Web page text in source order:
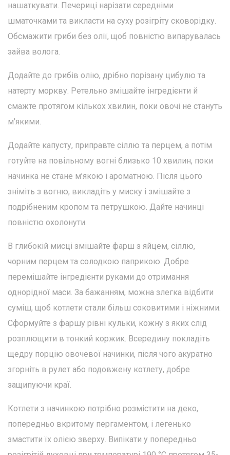
нашаткувати. Печериці нарізати середніми
шматочками та викласти на суху розігріту сковорідку.
Обсмажити гриби без олії, щоб повністю випарувалась
зайва волога.
Додайте до грибів олію, дрібно порізану цибулю та
натерту моркву. Ретельно змішайте інгредієнти й
смажте протягом кількох хвилин, поки овочі не стануть
м'якими.
Додайте капусту, приправте сіллю та перцем, а потім
готуйте на повільному вогні близько 10 хвилин, поки
начинка не стане м’якою і ароматною. Після цього
зніміть з вогню, викладіть у миску і змішайте з
подрібненим кропом та петрушкою. Дайте начинці
повністю охолонути.
В глибокій мисці змішайте фарш з яйцем, сіллю,
чорним перцем та солодкою паприкою. Добре
перемішайте інгредієнти руками до отримання
однорідної маси. За бажанням, можна злегка відбити
суміш, щоб котлети стали більш соковитими і ніжними.
Сформуйте з фаршу рівні кульки, кожну з яких слід
розплющити в тонкий коржик. Всередину покладіть
щедру порцію овочевої начинки, після чого акуратно
згорніть в рулет або подовжену котлету, добре
защипуючи краї.
Котлети з начинкою потрібно розмістити на деко,
попередньо вкритому пергаментом, і легенько
змастити їх олією зверху. Випікати у попередньо